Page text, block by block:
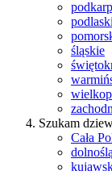
śląskie
Szukam
Cała